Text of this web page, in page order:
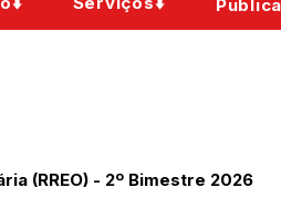
(RREO) - 2º Bimestre 2026